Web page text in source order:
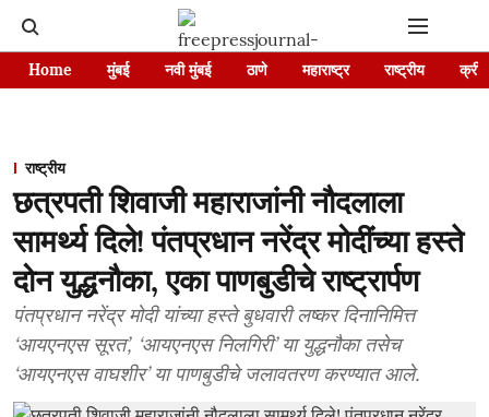
Home मुंबई नवी मुंबई ठाणे महाराष्ट्र राष्ट्रीय
राष्ट्रीय
छत्रपती शिवाजी महाराजांनी नौदलाला
सामर्थ्य दिले! पंतप्रधान नरेंद्र मोदींच्या हस्ते
दोन युद्धनौका, एका पाणबुडीचे राष्ट्रार्पण
पंतप्रधान नरेंद्र मोदी यांच्या हस्ते बुधवारी लष्कर दिनानिमित्त
‘आयएनएस सूरत’, ‘आयएनएस निलगिरी’ या युद्धनौका तसेच
‘आयएनएस वाघशीर’ या पाणबुडीचे जलावतरण करण्यात आले.